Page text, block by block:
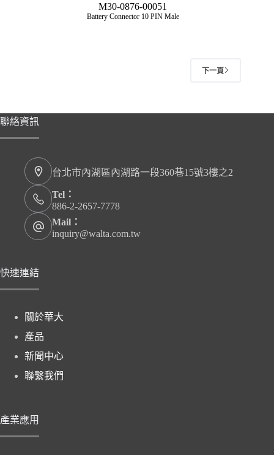
M30-0876-00051
Battery Connector 10 PIN Male
下一頁
聯絡資訊
台北市內湖區內湖路一段360巷15號3樓之2
Tel：
886-2-2657-7778
Mail：
inquiry@walta.com.tw
快速連結
關於華大
產品
新聞中心
聯繫我們
產業應用